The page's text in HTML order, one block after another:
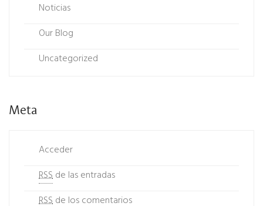
Noticias
Our Blog
Uncategorized
Meta
Acceder
RSSde las entradas
RSSde los comentarios